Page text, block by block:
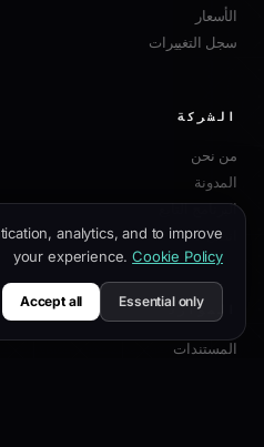
الأسعار
سجل التغييرات
الشركة
من نحن
المدونة
البرنامج التابع
اتصل بنا
الموارد
المستندات
analytics, and to improve
your experience. Cookie Policy
Essential only
Accept all